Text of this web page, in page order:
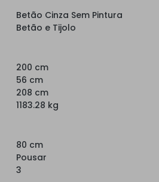
Betão Cinza Sem Pintura
Betão e Tijolo
200 cm
56 cm
208 cm
1183.28 kg
80 cm
Pousar
3